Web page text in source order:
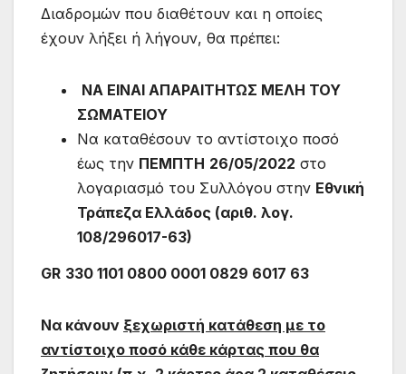
Διαδρομών που διαθέτουν και η οποίες
έχουν λήξει ή λήγουν, θα πρέπει:
ΝΑ ΕΙΝΑΙ ΑΠΑΡΑΙΤΗΤΩΣ ΜΕΛΗ ΤΟΥ
ΣΩΜΑΤΕΙΟΥ
Να καταθέσουν το αντίστοιχο ποσό
έως την ΠΕΜΠΤΗ 26/05/2022 στο
λογαριασμό του Συλλόγου στην Εθνική
Τράπεζα Ελλάδος (αριθ. λογ.
108/296017-63)
GR 330 1101 0800 0001 0829 6017 63
Να κάνουν ξεχωριστή κατάθεση με το
αντίστοιχο ποσό κάθε κάρτας που θα